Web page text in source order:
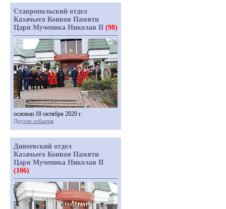
Ставропольский отдел
Казачьего Конвоя Памяти
Царя Мученика Николая II (98)
основан 18 октября 2020 г.
Другие события
Дивеевский отдел
Казачьего Конвоя Памяти
Царя Мученика Николая II
(106)